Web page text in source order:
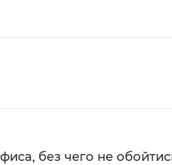
без чего не